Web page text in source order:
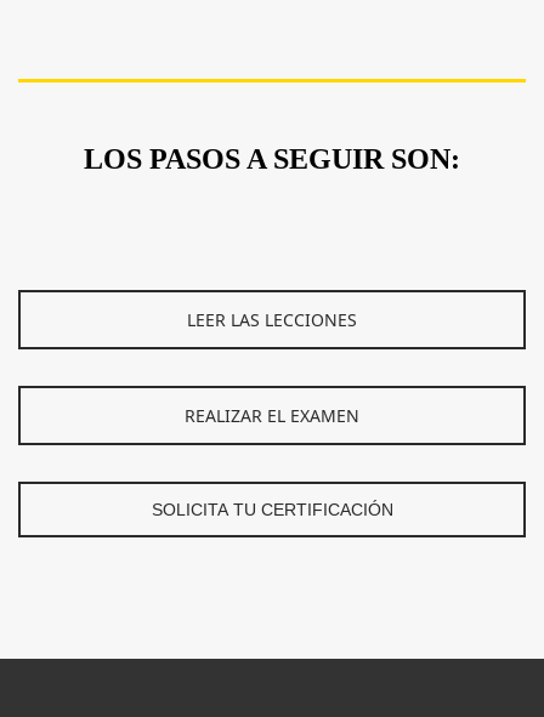
LOS PASOS A SEGUIR SON:
LEER LAS LECCIONES
REALIZAR EL EXAMEN
SOLICITA TU CERTIFICACIÓN